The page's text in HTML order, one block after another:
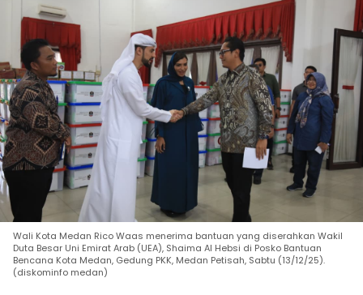
Wali Kota Medan Rico Waas menerima bantuan yang diserahkan Wakil
Duta Besar Uni Emirat Arab (UEA), Shaima Al Hebsi di Posko Bantuan
Bencana Kota Medan, Gedung PKK, Medan Petisah, Sabtu (13/12/25).
(diskominfo medan)